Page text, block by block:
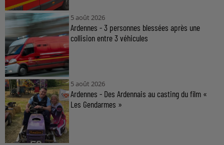
5 août 2026
Ardennes - 3 personnes blessées après une
collision entre 3 véhicules
5 août 2026
Ardennes - Des Ardennais au casting du film «
Les Gendarmes »